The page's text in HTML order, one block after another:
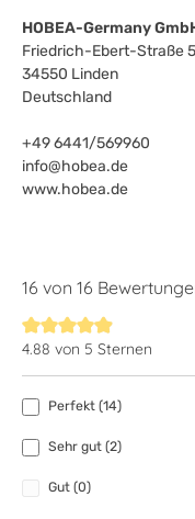
HOBEA-Germany
Friedrich-Ebert-Straße
34550 Linden
Deutschland
+49 6441/569960
info@hobea.de
www.hobea.de
16 von 16
Durchschnittliche
4.88 von 5 Sternen
Perfekt (14)
Sehr gut (2)
Gut (0)